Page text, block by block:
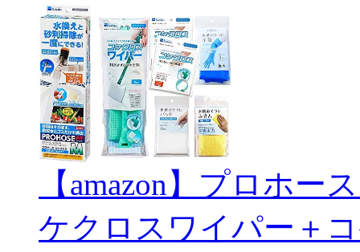
【amazon】プロホ
ケクロスワイパー＋